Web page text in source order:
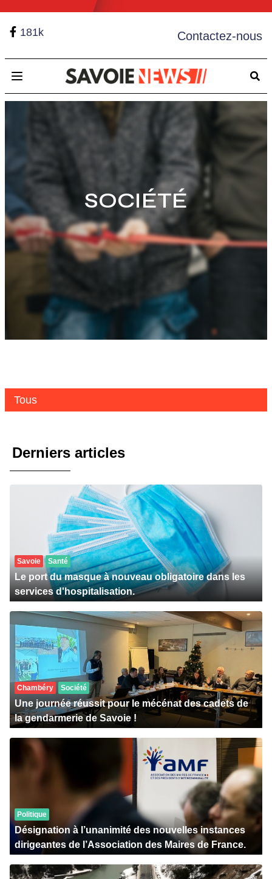
181k Contactez-nous
Open main menu
SOCIÉTÉ
Tous
Derniers articles
Savoie Santé
Le port du masque à nouveau obligatoire dans les
services d'hospitalisation.
Chambéry Société
Une journée réussit pour le mécénat des cadets de
la gendarmerie de Savoie !
Politique
Désignation à l’unanimité des nouvelles instances
dirigeantes de l’Association des Maires de France.